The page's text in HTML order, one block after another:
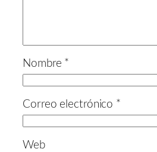
Nombre *
Correo electrónico *
Web